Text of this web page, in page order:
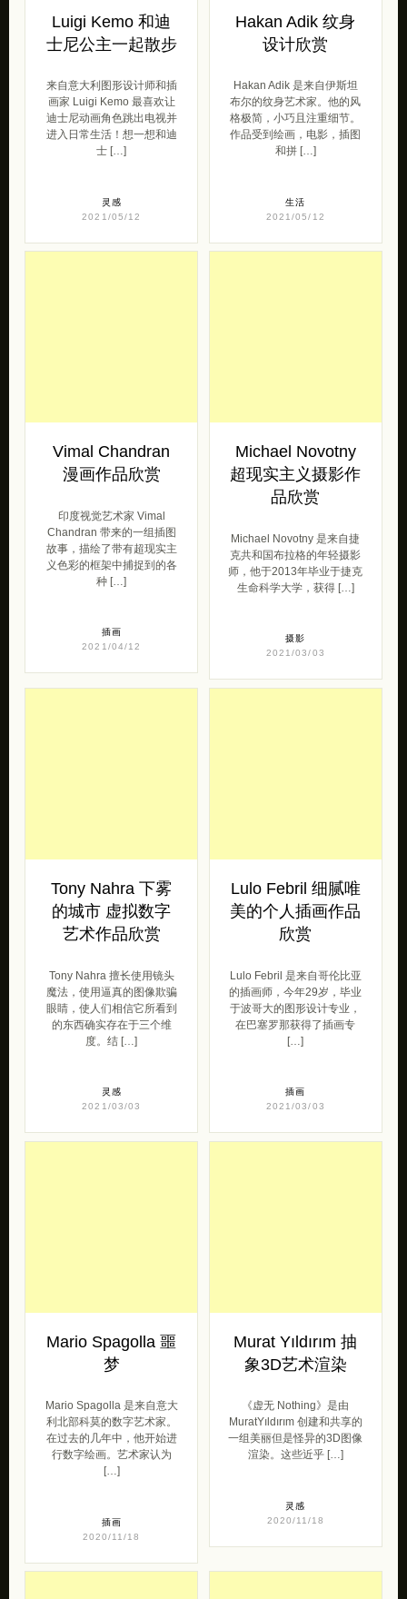
Luigi Kemo 和迪
士尼公主一起散步
来自意大利图形设计师和插
画家 Luigi Kemo 最喜欢让
迪士尼动画角色跳出电视并
进入日常生活！想一想和迪
士 […]
灵感
2021/05/12
Hakan Adik 纹身
设计欣赏
Hakan Adik 是来自伊斯坦
布尔的纹身艺术家。他的风
格极简，小巧且注重细节。
作品受到绘画，电影，插图
和拼 […]
生活
2021/05/12
Vimal Chandran
漫画作品欣赏
印度视觉艺术家 Vimal
Chandran 带来的一组插图
故事，描绘了带有超现实主
义色彩的框架中捕捉到的各
种 […]
插画
2021/04/12
Michael Novotny
超现实主义摄影作
品欣赏
Michael Novotny 是来自捷
克共和国布拉格的年轻摄影
师，他于2013年毕业于捷克
生命科学大学，获得 […]
摄影
2021/03/03
Tony Nahra 下雾
的城市 虚拟数字
艺术作品欣赏
Tony Nahra 擅长使用镜头
魔法，使用逼真的图像欺骗
眼睛，使人们相信它所看到
的东西确实存在于三个维
度。结 […]
灵感
2021/03/03
Lulo Febril 细腻唯
美的个人插画作品
欣赏
Lulo Febril 是来自哥伦比亚
的插画师，今年29岁，毕业
于波哥大的图形设计专业，
在巴塞罗那获得了插画专
[…]
插画
2021/03/03
Mario Spagolla 噩
梦
Mario Spagolla 是来自意大
利北部科莫的数字艺术家。
在过去的几年中，他开始进
行数字绘画。艺术家认为
[…]
插画
2020/11/18
Murat Yıldırım 抽
象3D艺术渲染
《虚无 Nothing》是由
MuratYıldırım 创建和共享的
一组美丽但是怪异的3D图像
渲染。这些近乎 […]
灵感
2020/11/18